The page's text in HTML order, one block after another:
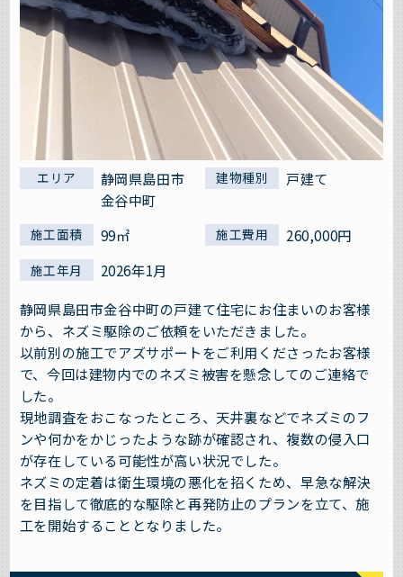
エリア
静岡県島田市
金谷中町
建物種別 戸建て
施工面積 99㎡ 施工費用 260,000円
施工年月
2026年1月
静岡県島田市金谷中町の戸建て住宅にお住まいのお客様
から、ネズミ駆除のご依頼をいただきました。
以前別の施工でアズサポートをご利用くださったお客様
で、今回は建物内でのネズミ被害を懸念してのご連絡で
した。
現地調査をおこなったところ、天井裏などでネズミのフ
ンや何かをかじったような跡が確認され、複数の侵入口
が存在している可能性が高い状況でした。
ネズミの定着は衛生環境の悪化を招くため、早急な解決
を目指して徹底的な駆除と再発防止のプランを立て、施
工を開始することとなりました。